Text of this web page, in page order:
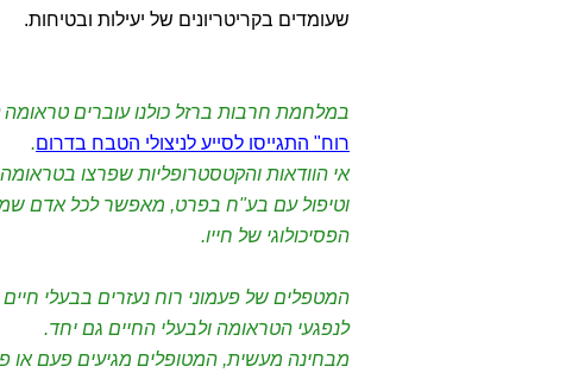
שעומדים בקריטריונים של יעילות ובטיחות.
במלחמת חרבות ברזל כולנו עוברים טראומה
רוח" התגייסו לסייע לניצולי הטבח בדרום.
אי הוודאות והקטסטרופליות שפרצו בטראומה שעברנו ב-7.10.23 עלו
וטיפול עם בע"ח בפרט, מאפשר לכל אדם
הפסיכולוגי של חייו.
המטפלים של פעמוני רוח נעזרים בבעלי
לנפגעי הטראומה ולבעלי החיים גם יחד.
מבחינה מעשית, המטופלים מגיעים פעם או